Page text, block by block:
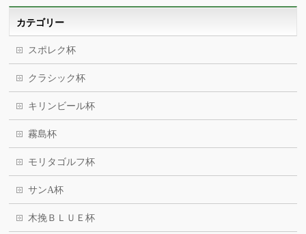
カテゴリー
スポレク杯
クラシック杯
キリンビール杯
霧島杯
モリタゴルフ杯
サンA杯
木挽ＢＬＵＥ杯